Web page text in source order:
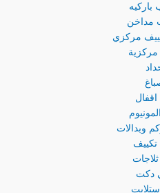
باركيه
مداخن
مركزي
مركزية
اقفال
وبدالات
دكت